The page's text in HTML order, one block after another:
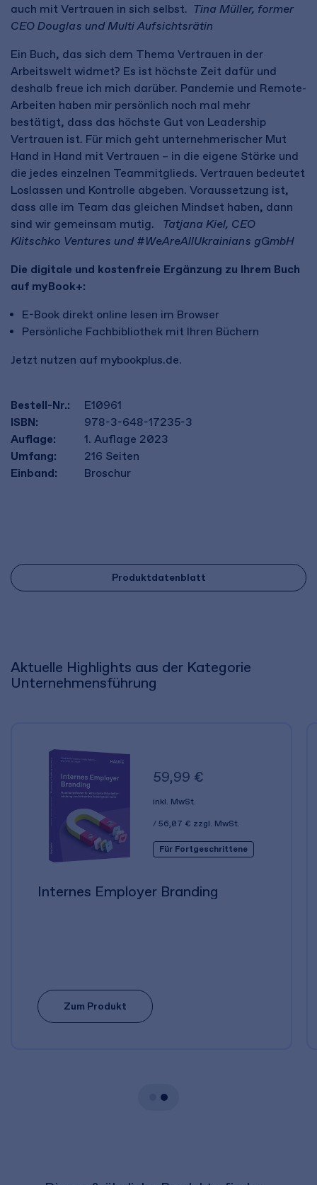
auch mit Vertrauen in sich selbst. Tina Müller, former
CEO Douglas und Multi Aufsichtsrätin
Ein Buch, das sich dem Thema Vertrauen in der
Arbeitswelt widmet? Es ist höchste Zeit dafür und
deshalb freue ich mich darüber. Pandemie und Remote-
Arbeiten haben mir persönlich noch mal mehr
bestätigt, dass das höchste Gut von Leadership
Vertrauen ist. Für mich geht unternehmerischer Mut
Hand in Hand mit Vertrauen – in die eigene Stärke und
die jedes einzelnen Teammitglieds. Vertrauen bedeutet
Loslassen und Kontrolle abgeben. Voraussetzung ist,
dass alle im Team das gleichen Mindset haben, dann
sind wir gemeinsam mutig. Tatjana Kiel, CEO
Klitschko Ventures und #WeAreAllUkrainians gGmbH
Die digitale und kostenfreie Ergänzung zu Ihrem Buch
auf myBook+:
E-Book direkt online lesen im Browser
Persönliche Fachbibliothek mit Ihren Büchern
Jetzt nutzen auf mybookplus.de.
Bestell-Nr.:
E10961
ISBN:
978-3-648-17235-3
Auflage:
1. Auflage 2023
Umfang:
216 Seiten
Einband:
Broschur
Produktdatenblatt
Aktuelle Highlights aus der Kategorie
Unternehmensführung
59,99 €
inkl. MwSt.
56,07 € zzgl. MwSt.
Für Fortgeschrittene
Internes Employer Branding
Zum Produkt